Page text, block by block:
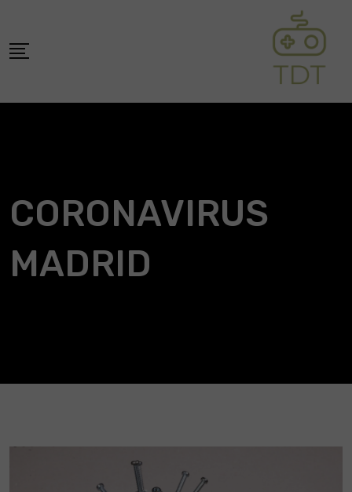
content
CORONAVIRUS
MADRID